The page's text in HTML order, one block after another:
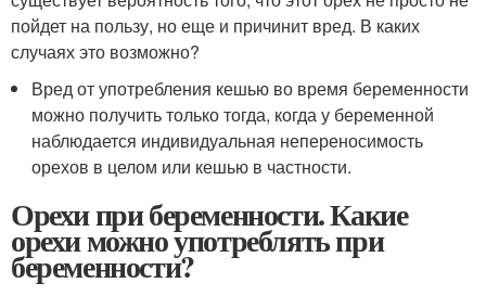
пойдет на пользу, но еще и причинит вред. В каких
случаях это возможно?
Вред от употребления кешью во время беременности
можно получить только тогда, когда у беременной
наблюдается индивидуальная непереносимость
орехов в целом или кешью в частности.
Орехи при беременности. Какие
орехи можно употреблять при
беременности?